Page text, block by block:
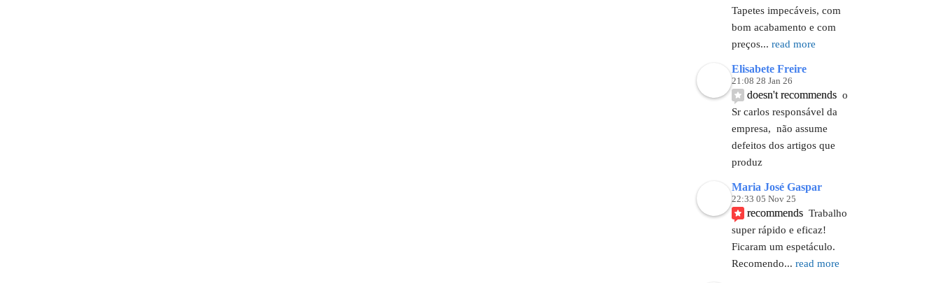
Tapetes impecáveis, com
bom acabamento e com
preços... read more
Elisabete Freire
21:08 28 Jan 26
doesn't recommends o
Sr carlos responsável da
empresa,  não assume
defeitos dos artigos que
produz
Maria José Gaspar
22:33 05 Nov 25
recommends Trabalho
super rápido e eficaz!
Ficaram um espetáculo.
Recomendo... read more